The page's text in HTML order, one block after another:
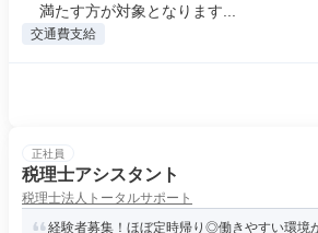
満たす方が対象となります...
交通費支給
正社員
税理士アシスタント
税理士法人トータルサポート
経験者募集！ほぼ定時帰り◎働きやすい環境